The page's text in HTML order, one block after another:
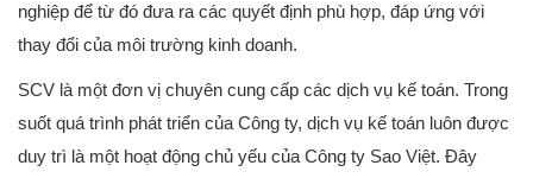
nghiệp để từ đó đưa ra các quyết định phù hợp, đáp ứng với
thay đổi của môi trường kinh doanh.
SCV là một đơn vị chuyên cung cấp các dịch vụ kế toán. Trong
suốt quá trình phát triển của Công ty, dịch vụ kế toán luôn được
duy trì là một hoạt động chủ yếu của Công ty Sao Việt. Đây